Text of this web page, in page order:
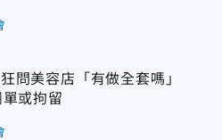
問美容店「有做全套嗎」
或拘留